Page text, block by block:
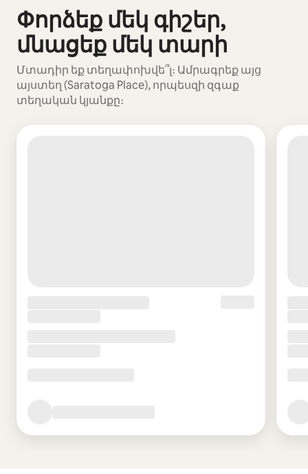
Փորձեք մեկ գիշեր,
մնացեք մեկ տարի
Մտադիր եք տեղափոխվե՞լ։ Ամրագրեք այց
այստեղ (Saratoga Place), որպեսզի զգաք
տեղական կյանքը։
Ցուցադրվում է 0 տարր՝ 0-ից